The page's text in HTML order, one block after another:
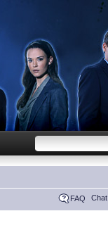
FAQ Chat